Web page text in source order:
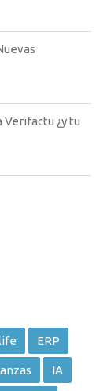
¿y tu
ERP
IA